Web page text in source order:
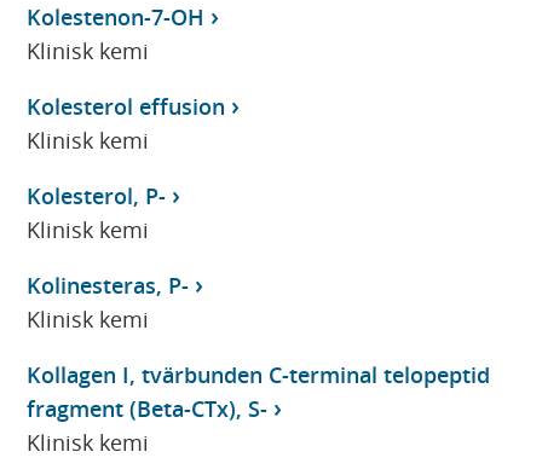
Kolestenon-7-OH
Klinisk kemi
Kolesterol effusion
Klinisk kemi
Kolesterol, P-
Klinisk kemi
Kolinesteras, P-
Klinisk kemi
Kollagen I, tvärbunden C-terminal telopeptid
fragment (Beta-CTx), S-
Klinisk kemi